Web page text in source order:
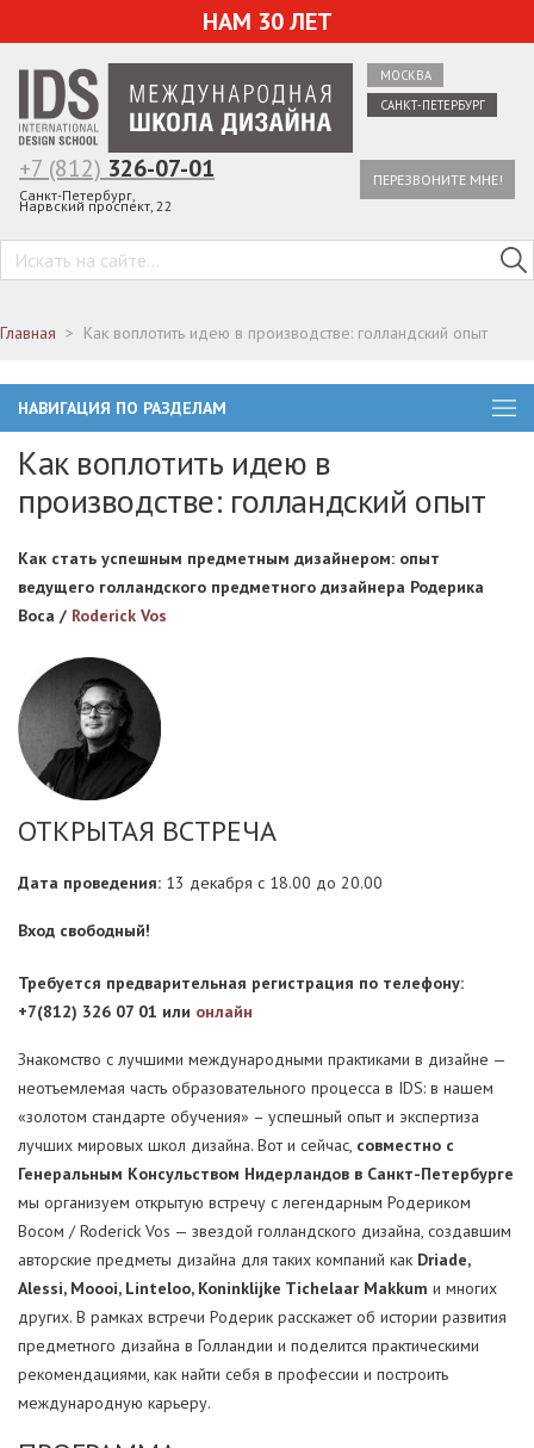
НАМ 30 ЛЕТ
МОСКВА
САНКТ-ПЕТЕРБУРГ
ПЕРЕЗВОНИТЕ МНЕ!
+7 (812) 326-07-01
Санкт-Петербург,
Нарвский проспект, 22
Главная Как воплотить идею в производстве: голландский опыт
НАВИГАЦИЯ ПО РАЗДЕЛАМ
Как воплотить идею в
производстве: голландский опыт
Как стать успешным предметным дизайнером: опыт
ведущего голландского предметного дизайнера Родерика
Воса / Roderick Vos
ОТКРЫТАЯ ВСТРЕЧА
Дата проведения: 13 декабря с 18.00 до 20.00
Вход свободный!
Требуется предварительная регистрация по телефону:
+7(812) 326 07 01 или онлайн
Знакомство с лучшими международными практиками в дизайне —
неотъемлемая часть образовательного процесса в IDS: в нашем
«золотом стандарте обучения» – успешный опыт и экспертиза
лучших мировых школ дизайна. Вот и сейчас, совместно с
Генеральным Консульством Нидерландов в Санкт-Петербурге
мы организуем открытую встречу с легендарным Родериком
Восом / Roderick Vos — звездой голландского дизайна, создавшим
авторские предметы дизайна для таких компаний как Driade,
Alessi, Moooi, Linteloo, Koninklijke Tichelaar Makkum и многих
других. В рамках встречи Родерик расскажет об истории развития
предметного дизайна в Голландии и поделится практическими
рекомендациями, как найти себя в профессии и построить
международную карьеру.